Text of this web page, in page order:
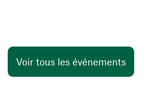
Voir tous les événements